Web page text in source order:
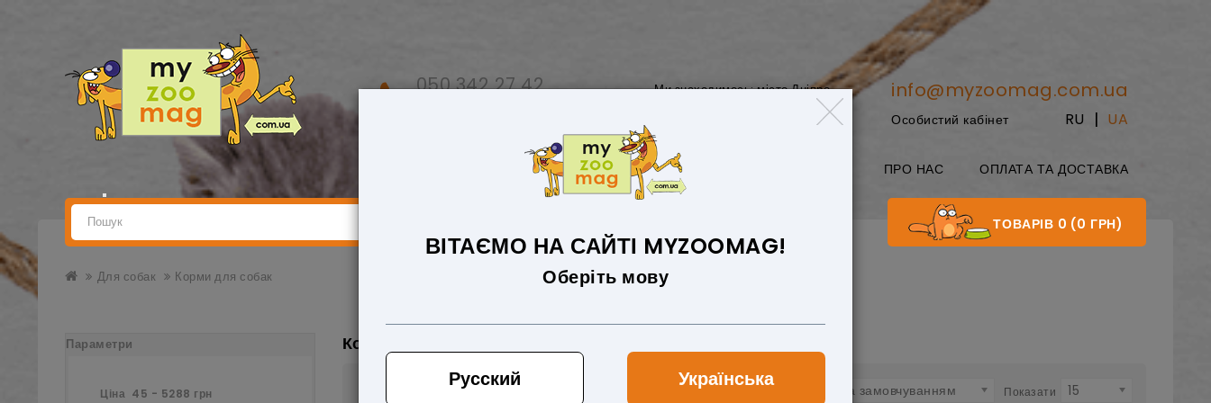
050 342 27 42
Ми знаходимось: місто Дніпро
Графік роботи: Пн-Пт з 09:00 до 18:00
info@myzoomag.com.ua
Особистий кабінет RU | UA
ДЛЯ СОБАК ТОВАРИ ДЛЯ КІШОК ПРО НАС ОПЛАТА ТА ДОСТАВКА
ТОВАРІВ 0 (0 ГРН)
ВІТАЄМО НА САЙТІ MYZOOMAG!
Оберіть мову
Русский Українська
Для собак Корми для собак
Параметри
Ціна 45 - 5288 грн
Корм для собак
За замовчуванням Показати 15